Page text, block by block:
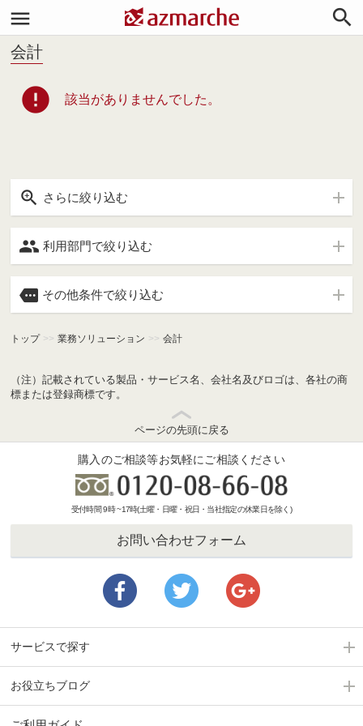


会計
error 該当がありませんでした。
 さらに絞り込む
 利用部門で絞り込む
 その他条件で絞り込む
トップ >> 業務ソリューション >> 会計
（注）記載されている製品・サービス名、会社名及びロゴは、各社の商
標または登録商標です。
ページの先頭に戻る
購入のご相談等お気軽にご相談ください
受付時間 9時 ~17時(土曜・日曜・祝日・当社指定の休業日を除く)
お問い合わせフォーム
サービスで探す
お役立ちブログ